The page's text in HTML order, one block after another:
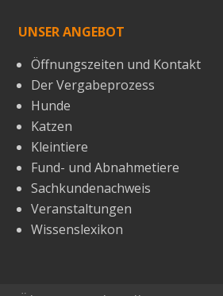
UNSER ANGEBOT
Öffnungszeiten und Kontakt
Der Vergabeprozess
Hunde
Katzen
Kleintiere
Fund- und Abnahmetiere
Sachkundenachweis
Veranstaltungen
Wissenslexikon